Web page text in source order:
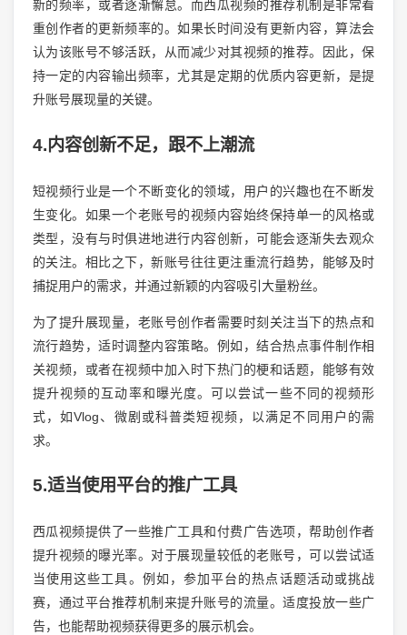
新的频率，或者逐渐懈怠。而西瓜视频的推荐机制是非常看
重创作者的更新频率的。如果长时间没有更新内容，算法会
认为该账号不够活跃，从而减少对其视频的推荐。因此，保
持一定的内容输出频率，尤其是定期的优质内容更新，是提
升账号展现量的关键。
4.内容创新不足，跟不上潮流
短视频行业是一个不断变化的领域，用户的兴趣也在不断发
生变化。如果一个老账号的视频内容始终保持单一的风格或
类型，没有与时俱进地进行内容创新，可能会逐渐失去观众
的关注。相比之下，新账号往往更注重流行趋势，能够及时
捕捉用户的需求，并通过新颖的内容吸引大量粉丝。
为了提升展现量，老账号创作者需要时刻关注当下的热点和
流行趋势，适时调整内容策略。例如，结合热点事件制作相
关视频，或者在视频中加入时下热门的梗和话题，能够有效
提升视频的互动率和曝光度。可以尝试一些不同的视频形
式，如Vlog、微剧或科普类短视频，以满足不同用户的需
求。
5.适当使用平台的推广工具
西瓜视频提供了一些推广工具和付费广告选项，帮助创作者
提升视频的曝光率。对于展现量较低的老账号，可以尝试适
当使用这些工具。例如，参加平台的热点话题活动或挑战
赛，通过平台推荐机制来提升账号的流量。适度投放一些广
告，也能帮助视频获得更多的展示机会。